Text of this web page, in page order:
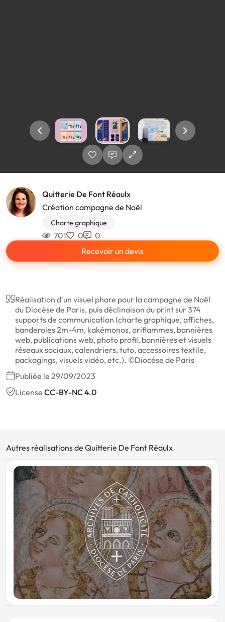
Quitterie De Font Réaulx
Création campagne de Noël
Charte graphique
701 0
0
Recevoir un devis
Réalisation d'un visuel phare pour la campagne de Noël
du Diocèse de Paris, puis déclinaison du print sur 374
supports de communication (charte graphique, affiches,
banderoles 2m-4m, kakémonos, oriflammes, bannières
web, publications web, photo profil, bannières et visuels
réseaux sociaux, calendriers, tuto, accessoires textile,
packagings, visuels vidéo, etc.). ©Diocèse de Paris
Publiée le 29/09/2023
License CC-BY-NC 4.0
Autres réalisations de Quitterie De Font Réaulx